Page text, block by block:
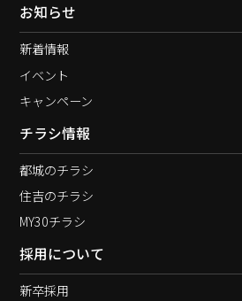
お知らせ
新着情報
イベント
キャンペーン
チラシ情報
都城のチラシ
住吉のチラシ
MY30チラシ
採用について
新卒採用